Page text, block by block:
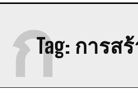
Tag: การส
ก